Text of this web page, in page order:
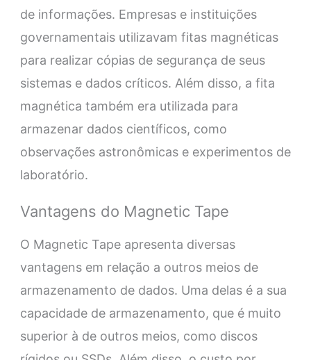
de informações. Empresas e instituições
governamentais utilizavam fitas magnéticas
para realizar cópias de segurança de seus
sistemas e dados críticos. Além disso, a fita
magnética também era utilizada para
armazenar dados científicos, como
observações astronômicas e experimentos de
laboratório.
Vantagens do Magnetic Tape
O Magnetic Tape apresenta diversas
vantagens em relação a outros meios de
armazenamento de dados. Uma delas é a sua
capacidade de armazenamento, que é muito
superior à de outros meios, como discos